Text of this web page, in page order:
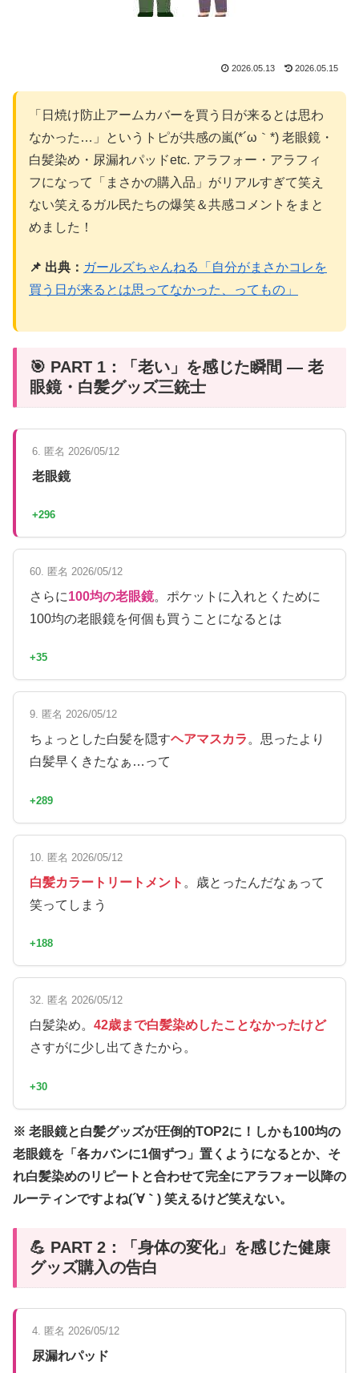
2026.05.13 2026.05.15
「日焼け防止アームカバーを買う日が来るとは思わ
なかった…」というトピが共感の嵐(*´ω｀*) 老眼鏡・
白髪染め・尿漏れパッドetc. アラフォー・アラフィ
フになって「まさかの購入品」がリアルすぎて笑え
ない笑えるガル民たちの爆笑＆共感コメントをまと
めました！
📌 出典： ガールズちゃんねる「自分がまさかコレを
買う日が来るとは思ってなかった、ってもの」
🎯 PART 1：「老い」を感じた瞬間 — 老
眼鏡・白髪グッズ三銃士
6. 匿名 2026/05/12
老眼鏡
+296
60. 匿名 2026/05/12
さらに100均の老眼鏡。ポケットに入れとくために
100均の老眼鏡を何個も買うことになるとは
+35
9. 匿名 2026/05/12
ちょっとした白髪を隠すヘアマスカラ 。思ったより
白髪早くきたなぁ…って
+289
10. 匿名 2026/05/12
白髪カラートリートメント 。歳とったんだなぁって
笑ってしまう
+188
32. 匿名 2026/05/12
白髪染め。 42歳まで白髪染めしたことなかったけど
さすがに少し出てきたから。
+30
※ 老眼鏡と白髪グッズが圧倒的TOP2に！しかも100均の
老眼鏡を「各カバンに1個ずつ」置くようになるとか、そ
れ白髪染めのリピートと合わせて完全にアラフォー以降の
ルーティンですよね(´∀｀) 笑えるけど笑えない。
💪 PART 2：「身体の変化」を感じた健康
グッズ購入の告白
4. 匿名 2026/05/12
尿漏れパッド